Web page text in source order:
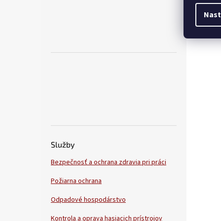
Služby
Bezpečnosť a ochrana zdravia pri práci
Požiarna ochrana
Odpadové hospodárstvo
Kontrola a oprava hasiacich prístrojov